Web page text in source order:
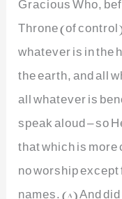
Throne (of
whatever is in the
the earth, and all
all whatever is
speak aloud – so
that which is
no worship
names. (8) And